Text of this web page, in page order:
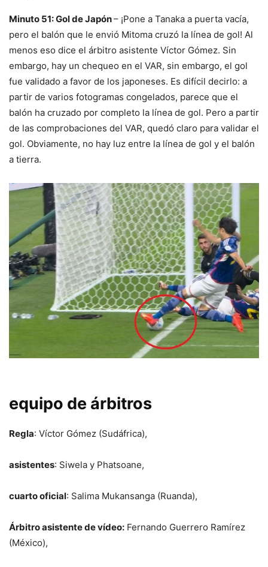
Minuto 51: Gol de Japón– ¡Pone a Tanaka a puerta vacía,
pero el balón que le envió Mitoma cruzó la línea de gol! Al
menos eso dice el árbitro asistente Víctor Gómez. Sin
embargo, hay un chequeo en el VAR, sin embargo, el gol
fue validado a favor de los japoneses. Es difícil decirlo: a
partir de varios fotogramas congelados, parece que el
balón ha cruzado por completo la línea de gol. Pero a partir
de las comprobaciones del VAR, quedó claro para validar el
gol. Obviamente, no hay luz entre la línea de gol y el balón
a tierra.
equipo de árbitros
Regla: Víctor Gómez (Sudáfrica),
asistentes: Siwela y Phatsoane,
cuarto oficial: Salima Mukansanga (Ruanda),
Árbitro asistente de vídeo: Fernando Guerrero Ramírez
(México),